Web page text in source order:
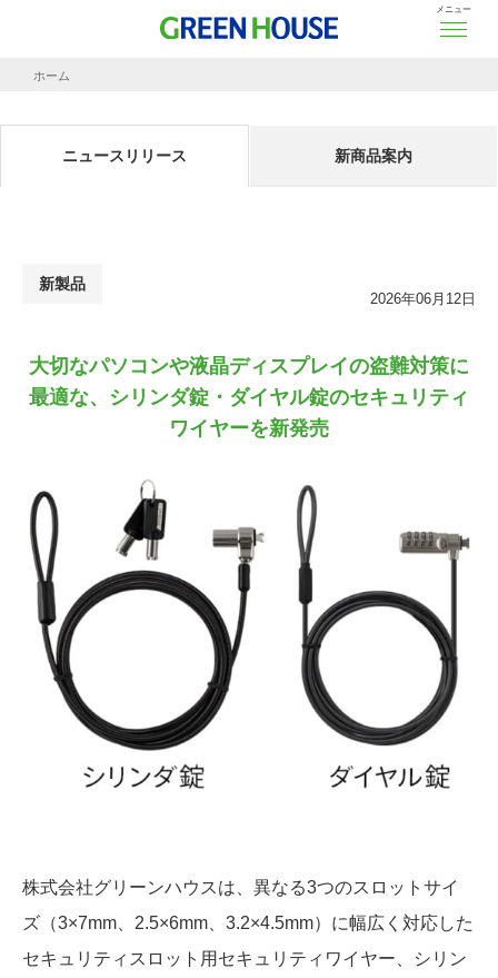
メニュー
ホーム
ニュースリリース 新商品案内
新製品
2026年06月12日
大切なパソコンや液晶ディスプレイの盗難対策に
最適な、 シリンダ錠・ダイヤル錠のセキュリティ
ワイヤーを新発売
株式会社グリーンハウスは、異なる3つのスロットサイ
ズ（3×7mm、2.5×6mm、3.2×4.5mm）に幅広く対応した
セキュリティスロット用セキュリティワイヤー、シリン